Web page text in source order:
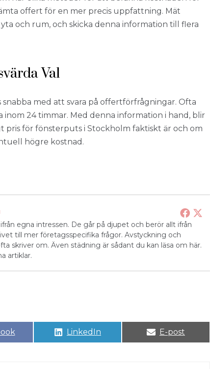
offert för en mer precis uppfattning. Mät
och rum, och skicka denna information till flera
Val
med att svara på offertförfrågningar. Ofta
inom 24 timmar. Med denna information i hand, blir
för fönsterputs i Stockholm faktiskt är och om
högre kostnad.
egna intressen. De går på djupet och berör allt ifrån
till mer företagsspecifika frågor. Avstyckning och
skriver om. Även städning är sådant du kan läsa om här.
artiklar.
Dela
LinkedIn
Dela
E-post